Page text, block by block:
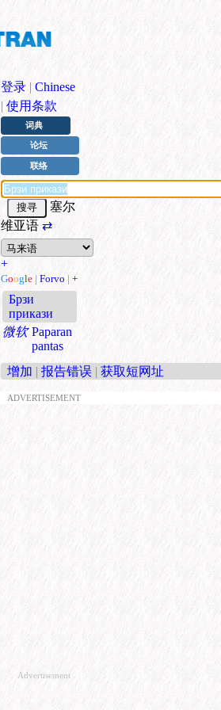
登录 | Chinese
| 使用条款
词典
论坛
联络
塞尔
维亚语 ⇄
+
Google | Forvo | +
Брзи
прикази
微软 Paparan
pantas
增加 | 报告错误 | 获取短网址
ADVERTISEMENT
Advertisement